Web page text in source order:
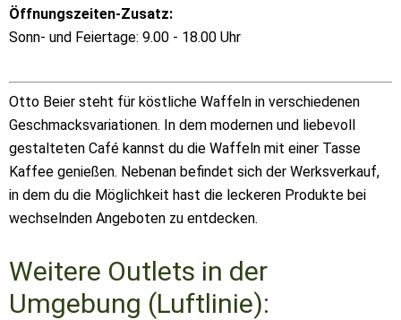
Öffnungszeiten-Zusatz:
Sonn- und Feiertage: 9.00 - 18.00 Uhr
Otto Beier steht für köstliche Waffeln in verschiedenen
Geschmacksvariationen. In dem modernen und liebevoll
gestalteten Café kannst du die Waffeln mit einer Tasse
Kaffee genießen. Nebenan befindet sich der Werksverkauf,
in dem du die Möglichkeit hast die leckeren Produkte bei
wechselnden Angeboten zu entdecken.
Weitere Outlets in der
Umgebung (Luftlinie):